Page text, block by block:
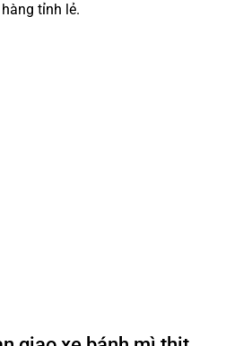
tỉnh lẻ.